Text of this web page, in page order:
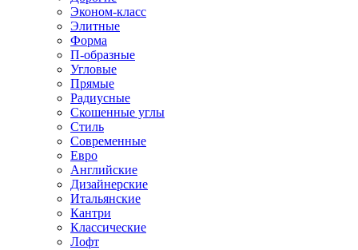
Эконом-класс
Элитные
Форма
П-образные
Угловые
Прямые
Радиусные
Скошенные углы
Стиль
Современные
Евро
Английские
Дизайнерские
Итальянские
Кантри
Классические
Лофт